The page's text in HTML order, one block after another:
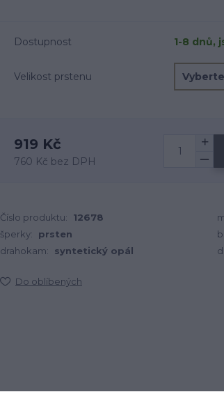
Dostupnost 1-8 dnů,
Velikost prstenu
919 Kč
760 Kč bez DPH
Číslo produktu: 12678
šperky:
prsten
drahokam:
syntetický opál
Do oblíbených